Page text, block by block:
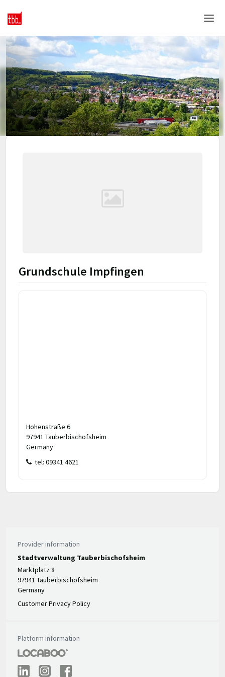
Home
Login
Language
Help & Info
Grundschule Impfingen
Hohenstraße 6
97941 Tauberbischofsheim
Germany
tel: 09341 4621
Provider information
Stadtverwaltung Tauberbischofsheim
Marktplatz 8
97941 Tauberbischofsheim
Germany
Customer Privacy Policy
Platform information